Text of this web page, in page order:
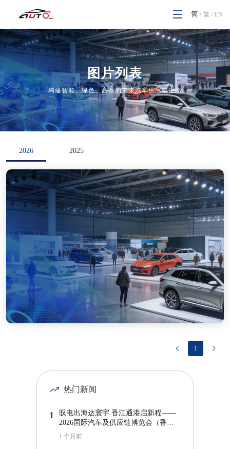
简 / 繁 / EN
图片列表
构建智能、绿色、高效的未来汽车供应链生态
2026 2025
1
热门新闻
1
驭电出海达寰宇 香江通港启新程——
2026国际汽车及供应链博览会（香
港）圆满闭幕
1 个月前